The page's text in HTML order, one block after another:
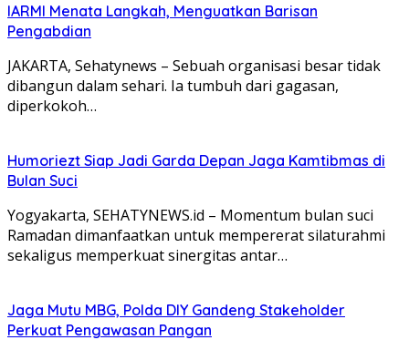
IARMI Menata Langkah, Menguatkan Barisan
Pengabdian
JAKARTA, Sehatynews – Sebuah organisasi besar tidak
dibangun dalam sehari. Ia tumbuh dari gagasan,
diperkokoh…
Humoriezt Siap Jadi Garda Depan Jaga Kamtibmas di
Bulan Suci
Yogyakarta, SEHATYNEWS.id – Momentum bulan suci
Ramadan dimanfaatkan untuk mempererat silaturahmi
sekaligus memperkuat sinergitas antar…
Jaga Mutu MBG, Polda DIY Gandeng Stakeholder
Perkuat Pengawasan Pangan